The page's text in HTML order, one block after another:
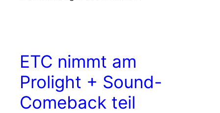
ETC nimmt am
Prolight + Sound-
Comeback teil